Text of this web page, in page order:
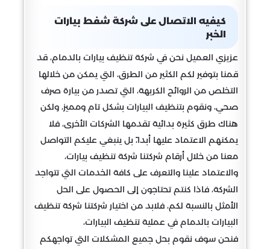
كيفيه الاتصال على شركة شفط بيارات
الخبر
عزيزي العميل نحن في شركة تنظيف بيارات بالدمام، قد
قمنا بتوفير لكم الكثير من الطرق، التي يمكن من خلالها
التخلص من الروائح الكريهة، التي تصدر من بيارة صرف
صحي، ونقوم بتنظيف البيارات بشكل تام ومميز، ولكن
هناك طرق كثيرة بدائية تقدمها الشركات الأخرى، فلا
يمكنهم الاعتماد عليها أبدا،ً بل ينبغي عليكم التواصل
معنا من خلال أرقام شركتنا شركة تنظيف بيارات،
والاعتماد علينا والتعرف على كافة الخدمات التي تتواجد
الشركة، فاذا كنتم تحتاجون إلى الحصول على الحل
الأمثل بالنسبة لكم، فلابد من اختيار شركتنا شركة تنظيف
البيارات بالدمام في عملية تنظيف البيارات،
فنحن سوف نقوم بحل جميع المشكلات التي تواجهكم